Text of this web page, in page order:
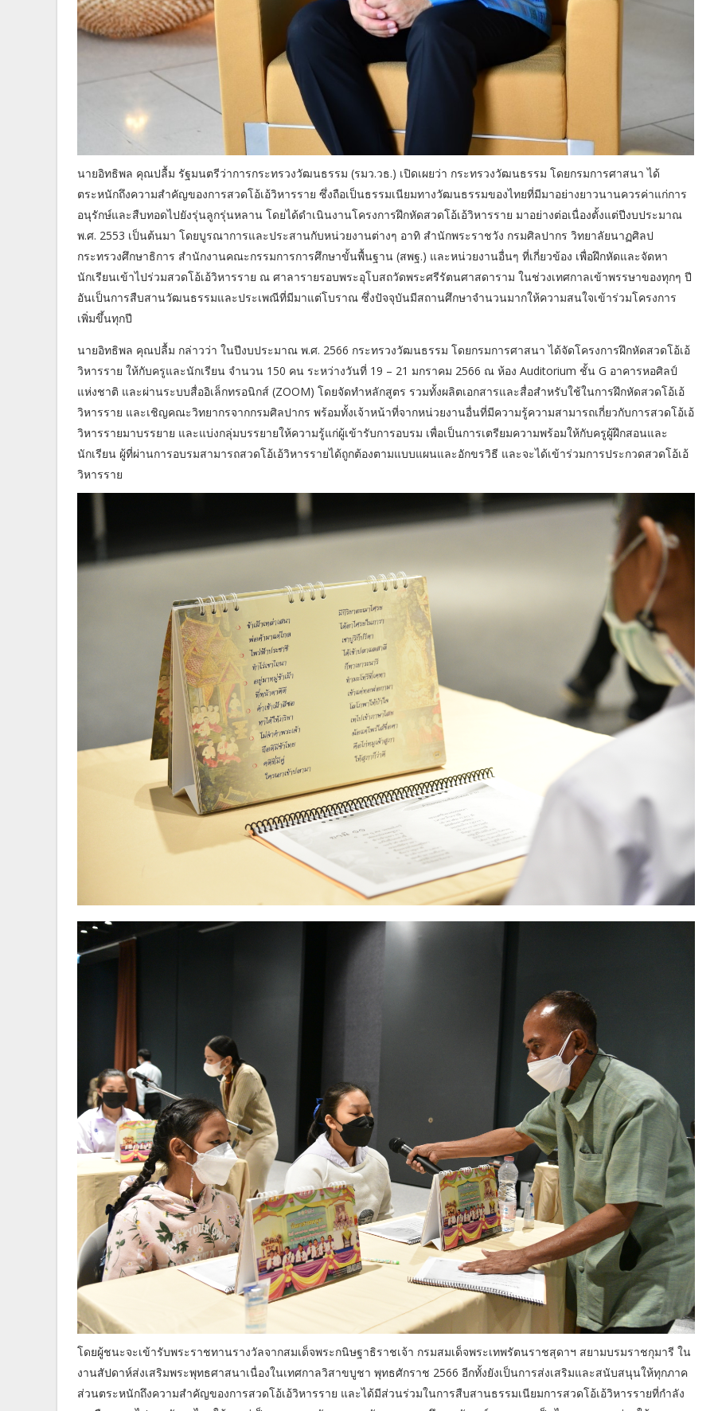
นายอิทธิพล คุณปลื้ม รัฐมนตรีว่าการกระทรวงวัฒนธรรม (รมว.วธ.) เปิดเผยว่า กระทรวงวัฒนธรรม โดยกรมการศาสนา ได้
ตระหนักถึงความสำคัญของการสวดโอ้เอ้วิหารราย ซึ่งถือเป็นธรรมเนียมทางวัฒนธรรมของไทยที่มีมาอย่างยาวนานควรค่าแก่การ
อนุรักษ์และสืบทอดไปยังรุ่นลูกรุ่นหลาน โดยได้ดำเนินงานโครงการฝึกหัดสวดโอ้เอ้วิหารราย มาอย่างต่อเนื่องตั้งแต่ปีงบประมาณ
พ.ศ. 2553 เป็นต้นมา โดยบูรณาการและประสานกับหน่วยงานต่างๆ อาทิ สำนักพระราชวัง กรมศิลปากร วิทยาลัยนาฏศิลป
กระทรวงศึกษาธิการ สำนักงานคณะกรรมการการศึกษาขั้นพื้นฐาน (สพฐ.) และหน่วยงานอื่นๆ ที่เกี่ยวข้อง เพื่อฝึกหัดและจัดหา
นักเรียนเข้าไปร่วมสวดโอ้เอ้วิหารราย ณ ศาลารายรอบพระอุโบสถวัดพระศรีรัตนศาสดาราม ในช่วงเทศกาลเข้าพรรษาของทุกๆ ปี
อันเป็นการสืบสานวัฒนธรรมและประเพณีที่มีมาแต่โบราณ ซึ่งปัจจุบันมีสถานศึกษาจำนวนมากให้ความสนใจเข้าร่วมโครงการ
เพิ่มขึ้นทุกปี
นายอิทธิพล คุณปลื้ม กล่าวว่า ในปีงบประมาณ พ.ศ. 2566 กระทรวงวัฒนธรรม โดยกรมการศาสนา ได้จัดโครงการฝึกหัดสวดโอ้เอ้
วิหารราย ให้กับครูและนักเรียน จำนวน 150 คน ระหว่างวันที่ 19 – 21 มกราคม 2566 ณ ห้อง Auditorium ชั้น G อาคารหอศิลป์
แห่งชาติ และผ่านระบบสื่ออิเล็กทรอนิกส์ (ZOOM) โดยจัดทำหลักสูตร รวมทั้งผลิตเอกสารและสื่อสำหรับใช้ในการฝึกหัดสวดโอ้เอ้
วิหารราย และเชิญคณะวิทยากรจากกรมศิลปากร พร้อมทั้งเจ้าหน้าที่จากหน่วยงานอื่นที่มีความรู้ความสามารถเกี่ยวกับการสวดโอ้เอ้
วิหารรายมาบรรยาย และแบ่งกลุ่มบรรยายให้ความรู้แก่ผู้เข้ารับการอบรม เพื่อเป็นการเตรียมความพร้อมให้กับครูผู้ฝึกสอนและ
นักเรียน ผู้ที่ผ่านการอบรมสามารถสวดโอ้เอ้วิหารรายได้ถูกต้องตามแบบแผนและอักขรวิธี และจะได้เข้าร่วมการประกวดสวดโอ้เอ้
วิหารราย
โดยผู้ชนะจะเข้ารับพระราชทานรางวัลจากสมเด็จพระกนิษฐาธิราชเจ้า กรมสมเด็จพระเทพรัตนราชสุดาฯ สยามบรมราชกุมารี ใน
งานสัปดาห์ส่งเสริมพระพุทธศาสนาเนื่องในเทศกาลวิสาขบูชา พุทธศักราช 2566 อีกทั้งยังเป็นการส่งเสริมและสนับสนุนให้ทุกภาค
ส่วนตระหนักถึงความสำคัญของการสวดโอ้เอ้วิหารราย และได้มีส่วนร่วมในการสืบสานธรรมเนียมการสวดโอ้เอ้วิหารรายที่กำลัง